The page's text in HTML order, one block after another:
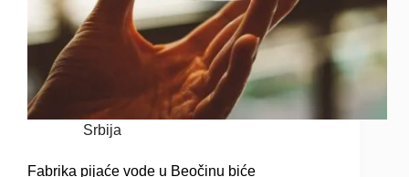
Srbija
Fabrika pijaće vode u Beočinu biće